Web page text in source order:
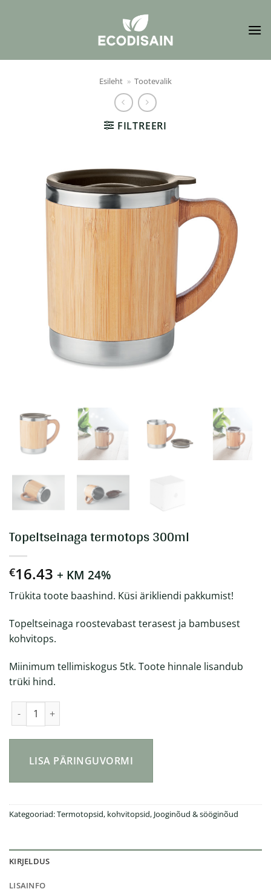
Esileht » Tootevalik
FILTREERI
Topeltseinaga termotops 300ml
€16.43 + KM 24%
Trükita toote baashind. Küsi ärikliendi pakkumist!
Topeltseinaga roostevabast terasest ja bambusest
kohvitops.
Miinimum tellimiskogus 5tk. Toote hinnale lisandub
trüki hind.
LISA PÄRINGUVORMI
Kategooriad:Termotopsid, kohvitopsid, Jooginõud & sööginõud
KIRJELDUS
LISAINFO